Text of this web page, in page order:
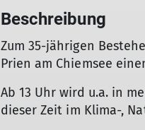
Beschreibung
Zum 35-jährigen
Prien am Chiemsee
Ab 13 Uhr wird u.a. in
dieser Zeit im Klima-,